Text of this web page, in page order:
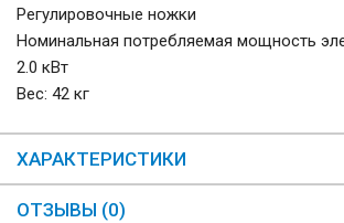
Регулировочные ножки
Номинальная потребляемая мощность
2.0 кВт
Вес: 42 кг
ХАРАКТЕРИСТИКИ
ОТЗЫВЫ (0)